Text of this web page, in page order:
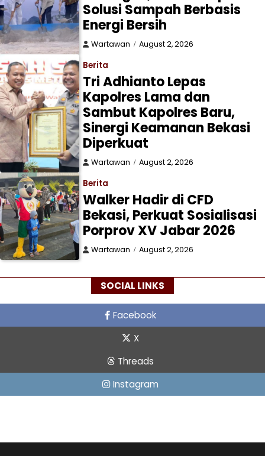
Solusi Sampah Berbasis
Energi Bersih
Wartawan August 2, 2026
Berita
Tri Adhianto Lepas
Kapolres Lama dan
Sambut Kapolres Baru,
Sinergi Keamanan Bekasi
Diperkuat
Wartawan August 2, 2026
Berita
Walker Hadir di CFD
Bekasi, Perkuat Sosialisasi
Porprov XV Jabar 2026
Wartawan August 2, 2026
SOCIAL LINKS
Facebook
X
Threads
Instagram